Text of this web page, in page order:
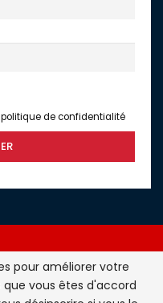
de confidentialité
de la France et du
pour améliorer votre
que vous êtes d'accord